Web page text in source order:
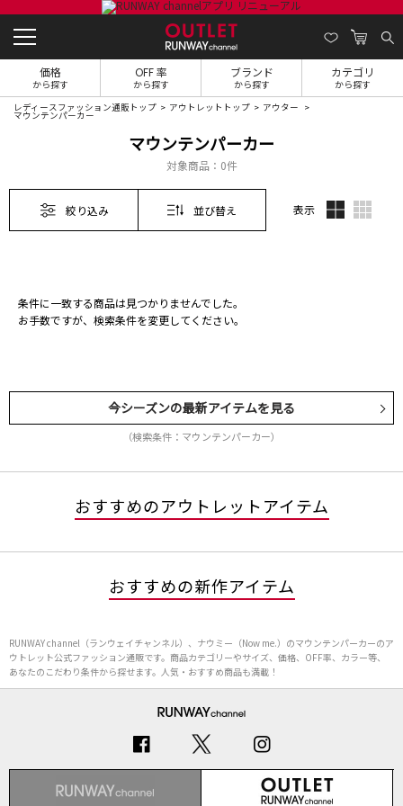
価格
から探す
OFF 率
から探す
ブランド
から探す
カテゴリ
から探す
レディースファッション通販トップ アウトレットトップ アウター
マウンテンパーカー
マウンテンパーカー
対象商品： 0件
絞り込み 並び替え 表示
条件に一致する商品は見つかりませんでした。
お手数ですが、検索条件を変更してください。
今シーズンの最新アイテムを見る
（検索条件：マウンテンパーカー）
おすすめのアウトレットアイテム
おすすめの新作アイテム
RUNWAY channel（ランウェイチャンネル）、ナウミー（Now me.）のマウンテンパーカーのア
ウトレット公式ファッション通販です。商品カテゴリーやサイズ、価格、OFF率、カラー等、
あなたのこだわり条件から探せます。人気・おすすめ商品も満載！